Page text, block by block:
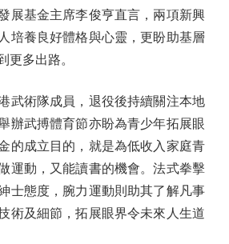
展基金主席李俊亨直言，兩項新興
培養良好體格與心靈，更盼助基層
更多出路。
術隊成員，退役後持續關注本地
辦武搏體育節亦盼為青少年拓展眼
的成立目的，就是為低收入家庭青
運動，又能讀書的機會。法式拳擊
士態度，腕力運動則助其了解凡事
術及細節，拓展眼界令未來人生道